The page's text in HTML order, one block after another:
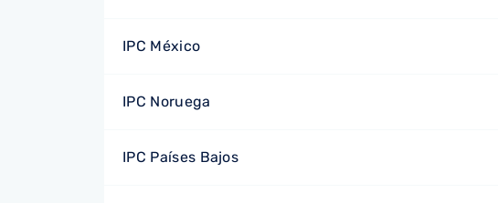
IPC México
IPC Noruega
IPC Países Bajos